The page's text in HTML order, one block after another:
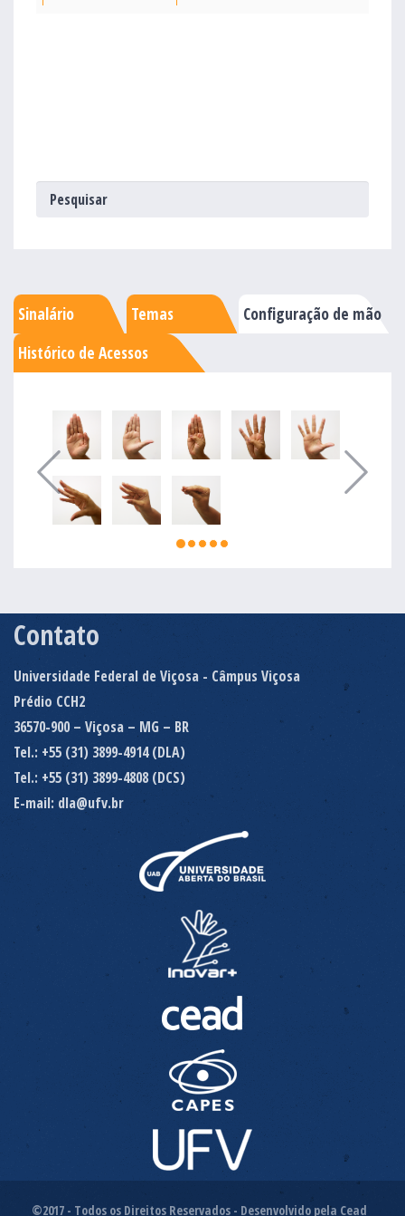
Sinalário Temas
Configuração de mão
Histórico de Acessos
Contato
Universidade Federal de Viçosa - Câmpus Viçosa
Prédio CCH2
36570-900 – Viçosa – MG – BR
Tel.: +55 (31) 3899-4914 (DLA)
Tel.: +55 (31) 3899-4808 (DCS)
E-mail: dla@ufv.br
©2017 - Todos os Direitos Reservados - Desenvolvido pela Cead